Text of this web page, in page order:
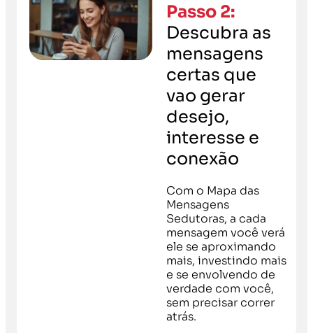
Passo 2:
Descubra as
mensagens
certas que
vao gerar
desejo,
interesse e
conexão
Com o Mapa das
Mensagens
Sedutoras, a cada
mensagem você verá
ele se aproximando
mais, investindo mais
e se envolvendo de
verdade com você,
sem precisar correr
atrás.